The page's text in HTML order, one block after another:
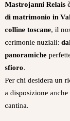
Mastrojanni Relais
di matrimonio in
colline toscane, il
cerimonie nuziali:
panoramiche
sfioro.
Per chi desidera un
a disposizione anche
cantina.